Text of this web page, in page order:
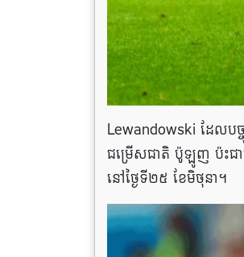
Lewandowski ដែលបច្
ជម្រើសជាតិ ប៉ូឡូញ ប៉ះជ
នៅថ្ងៃទី២៥ ខែមិថុនា។